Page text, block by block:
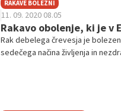
RAKAVE BOLEZNI
11. 09. 2020 08.05
Rakavo obolenje, ki je v
Rak debelega črevesja je
sedečega načina življenja in